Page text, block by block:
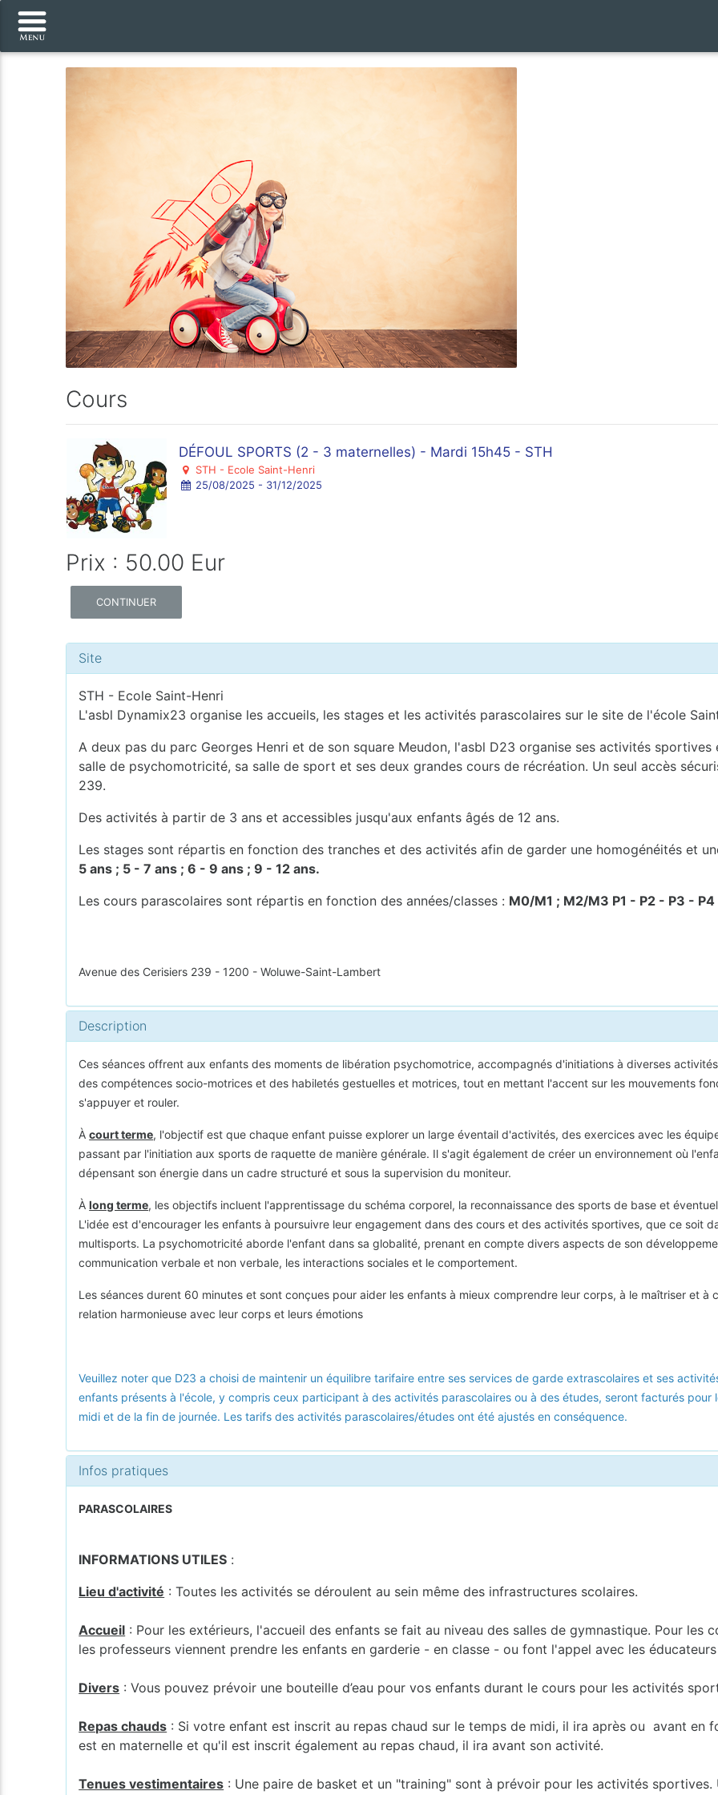
Cours
DÉFOUL SPORTS (2 - 3 maternelles) - Mardi 15h45 - STH
STH - Ecole Saint-Henri
25/08/2025 - 31/12/2025
Prix : 50.00 Eur
CONTINUER
Site
STH - Ecole Saint-Henri
L'asbl Dynamix23 organise les accueils, les stages et les activités parascolaires sur le site de l'école
A deux pas du parc Georges Henri et de son square Meudon, l'asbl D23 organise ses activités
salle de psychomotricité, sa salle de sport et ses deux grandes cours de récréation. Un seul accès
239.
Des activités à partir de 3 ans et accessibles jusqu'aux enfants âgés de 12 ans.
Les stages sont répartis en fonction des tranches et des activités afin de garder une homogénéités et
5 ans ; 5 - 7 ans ; 6 - 9 ans ; 9 - 12 ans.
Les cours parascolaires sont répartis en fonction des années/classes : M0/M1 ; M2/M3 P1 - P2 - P3 - P4
Avenue des Cerisiers 239 - 1200 - Woluwe-Saint-Lambert
Description
Ces séances offrent aux enfants des moments de libération psychomotrice, accompagnés d'initiations à diverses
des compétences socio-motrices et des habiletés gestuelles et motrices, tout en mettant l'accent sur les mouvements
s'appuyer et rouler.
Àcourt terme, l'objectif est que chaque enfant puisse explorer un large éventail d'activités, des exercices avec les
passant par l'initiation aux sports de raquette de manière générale. Il s'agit également de créer un environnement où
dépensant son énergie dans un cadre structuré et sous la supervision du moniteur.
Àlong terme, les objectifs incluent l'apprentissage du schéma corporel, la reconnaissance des sports de base et
L'idée est d'encourager les enfants à poursuivre leur engagement dans des cours et des activités sportives, que ce soit
multisports. La psychomotricité aborde l'enfant dans sa globalité, prenant en compte divers aspects de son
communication verbale et non verbale, les interactions sociales et le comportement.
Les séances durent 60 minutes et sont conçues pour aider les enfants à mieux comprendre leur corps, à le maîtriser et à
relation harmonieuse avec leur corps et leurs émotions
Veuillez noter que D23 a choisi de maintenir un équilibre tarifaire entre ses services de garde extrascolaires et ses
enfants présents à l'école, y compris ceux participant à des activités parascolaires ou à des études, seront facturés
midi et de la fin de journée. Les tarifs des activités parascolaires/études ont été ajustés en conséquence.
Infos pratiques
PARASCOLAIRES
INFORMATIONS UTILES :
Lieu d'activité : Toutes les activités se déroulent au sein même des infrastructures scolaires.
Accueil : Pour les extérieurs, l'accueil des enfants se fait au niveau des salles de gymnastique. Pour les
les professeurs viennent prendre les enfants en garderie - en classe - ou font l'appel avec les
Divers : Vous pouvez prévoir une bouteille d’eau pour vos enfants durant le cours pour les activités
Repas chauds : Si votre enfant est inscrit au repas chaud sur le temps de midi, il ira après ou avant en
est en maternelle et qu'il est inscrit également au repas chaud, il ira avant son activité.
Tenues vestimentaires : Une paire de basket et un "training" sont à prévoir pour les activités